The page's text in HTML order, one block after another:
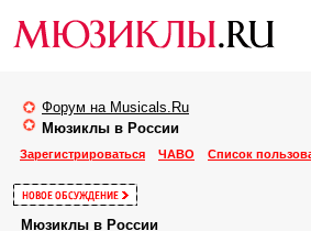
Форум на Musicals.Ru
Мюзиклы в России
Зарегистрироваться ЧАВО Список
Мюзиклы в России